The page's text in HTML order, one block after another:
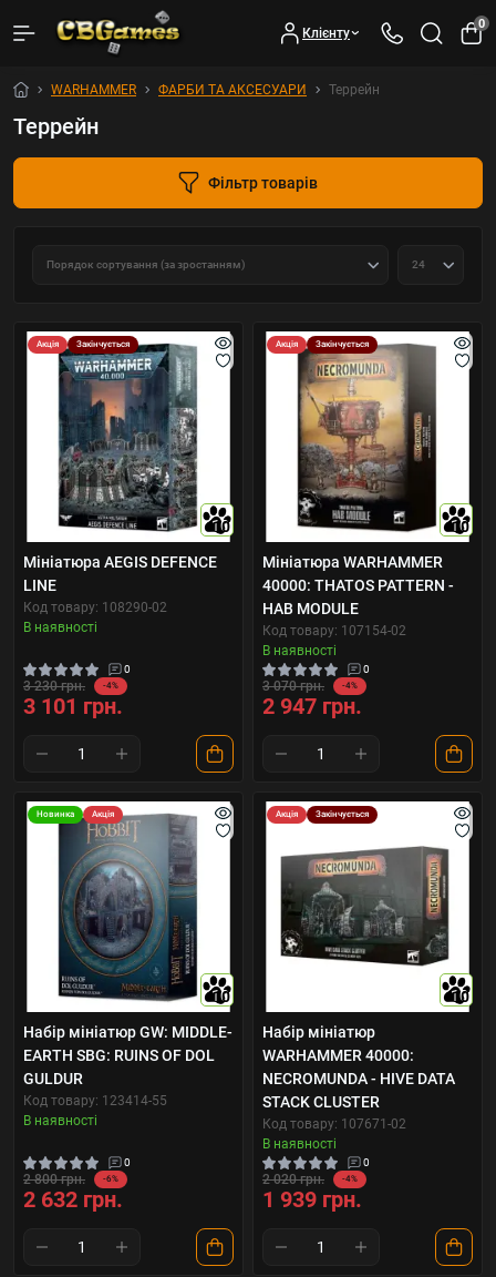
Клієнту
0
WARHAMMER ФАРБИ ТА АКСЕСУАРИ Террейн
Террейн
Фільтр товарів
Акція Закінчується
10
Мініатюра AEGIS DEFENCE
LINE
Код товару: 108290-02
В наявності
0
3 230 грн. -4%
3 101 грн.
Акція Закінчується
10
Мініатюра WARHAMMER
40000: THATOS PATTERN -
HAB MODULE
Код товару: 107154-02
В наявності
0
3 070 грн. -4%
2 947 грн.
Новинка Акція
10
Набір мініатюр GW: MIDDLE-
EARTH SBG: RUINS OF DOL
GULDUR
Код товару: 123414-55
В наявності
0
2 800 грн. -6%
2 632 грн.
Акція Закінчується
10
Набір мініатюр
WARHAMMER 40000:
NECROMUNDA - HIVE DATA
STACK CLUSTER
Код товару: 107671-02
В наявності
0
2 020 грн. -4%
1 939 грн.